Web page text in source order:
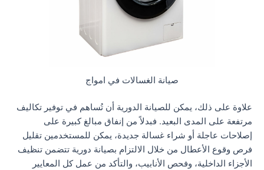
صيانة الغسالات في امواج
علاوة على ذلك، يمكن للصيانة الدورية أن تُساهم في توفير تكاليف
مرتفعة على المدى البعيد. فبدلاً من إنفاق مبالغ كبيرة على
إصلاحات عاجلة أو شراء غسالة جديدة، يمكن للمستخدمين تقليل
فرص وقوع الأعطال من خلال الالتزام بصيانة دورية تتضمن تنظيف
الأجزاء الداخلية، وفحص الأنابيب، والتأكد من عمل كل المعايير